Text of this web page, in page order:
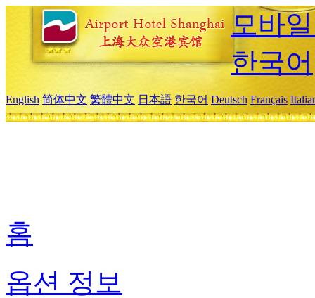
모바
한국어
English 简体中文 繁體中文 日本語 한국어 Deutsch Français
홈
옵션 정보